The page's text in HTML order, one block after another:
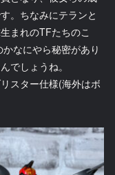
。ちなみにテランと
まれのTFたちのこ
なにやら秘密があり
でしょうね。
スター仕様(海外はボ